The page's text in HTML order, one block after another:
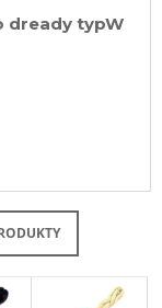
dready typW